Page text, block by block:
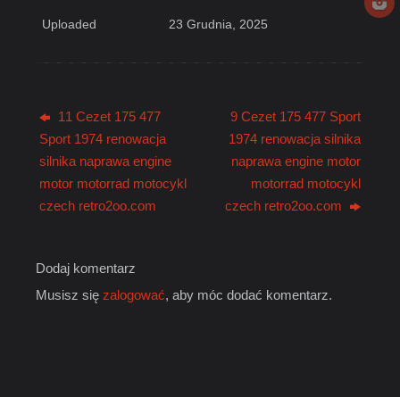
Uploaded 23 Grudnia, 2025
11 Cezet 175 477
Sport 1974 renowacja
silnika naprawa engine
motor motorrad motocykl
czech retro2oo.com
9 Cezet 175 477 Sport
1974 renowacja silnika
naprawa engine motor
motorrad motocykl
czech retro2oo.com
Dodaj komentarz
Musisz się zalogować, aby móc dodać komentarz.